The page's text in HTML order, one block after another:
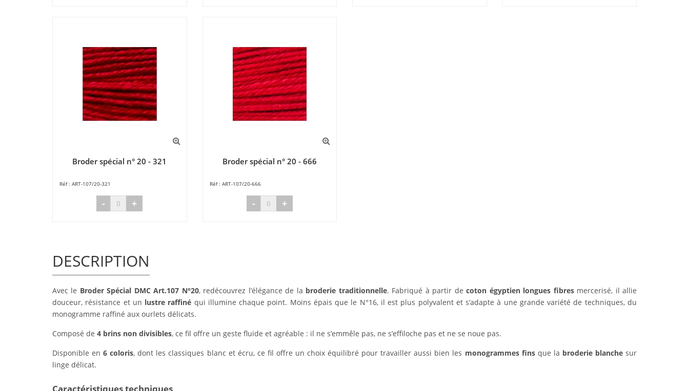
Broder spécial n° 20 - 321
ART-107/20-321
- +
Broder spécial n° 20 - 666
ART-107/20-666
- +
DESCRIPTION
Avec le Broder Spécial DMC Art.107 N°20, redécouvrez l’élégance de la broderie traditionnelle. Fabriqué à partir decoton égyptien longues fibresmercerisé, il allie
douceur, résistance et un lustre raffiné qui illumine chaque point. Moins épais que le N°16, il est plus polyvalent et s’adapte à une grande variété de techniques, du
monogramme raffiné aux ourlets délicats.
Composé de 4 brins non divisibles, ce fil offre un geste fluide et agréable : il ne s’emmêle pas, ne s’effiloche pas et ne se noue pas.
Disponible en6 coloris, dont les classiques blanc et écru, ce fil offre un choix équilibré pour travailler aussi bien les monogrammes finsque la broderie blanchesur
linge délicat.